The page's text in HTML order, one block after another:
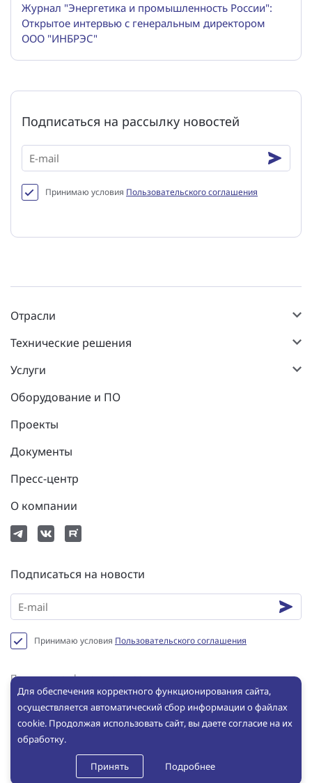
Журнал "Энергетика и промышленность России":
Открытое интервью с генеральным директором
ООО "ИНБРЭС"
Подписаться на рассылку новостей
Принимаю условия Пользовательского соглашения
Отрасли
Технические решения
Услуги
Оборудование и ПО
Проекты
Документы
Пресс-центр
О компании
Подписаться на новости
Принимаю условия Пользовательского соглашения
Политика конфиденциальности
Пользовательское соглашение
Сookie
© ООО «ИНБРЭС», 2025. Все права защищены. Копирование и
использование любых материалов с сайта без письменного
разрешения ООО «ИНБРЭС» не допускается
Для обеспечения корректного функционирования сайта,
осуществляется автоматический сбор информации о файлах
cookie. Продолжая использовать сайт, вы даете согласие на их
обработку.
Принять Подробнее